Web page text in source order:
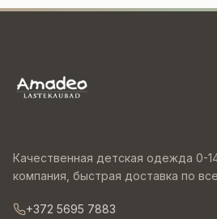
Малыши
Качественная детская одежда 0-
компания, быстрая доставка по
+372 5695 7883